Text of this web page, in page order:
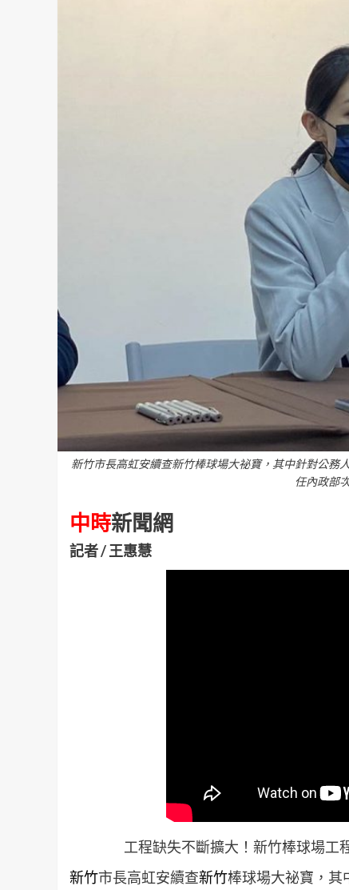
新竹市長高虹安續查新竹棒球場大祕寶，其中針對公務
任內政部
中時新聞網
記者 / 王惠慧
工程缺失不斷擴大！新竹棒球場
新竹市長高虹安續查新竹棒球場大祕寶，其